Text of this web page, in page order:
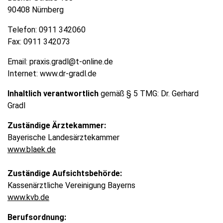
90408 Nürnberg
Telefon: 0911 342060
Fax: 0911 342073
Email: praxis.gradl@t-online.de
Internet: www.dr-gradl.de
Inhaltlich verantwortlich gemäß § 5 TMG: Dr. Gerhard
Gradl
Zuständige Ärztekammer:
Bayerische Landesärztekammer
www.blaek.de
Zuständige Aufsichtsbehörde:
Kassenärztliche Vereinigung Bayerns
www.kvb.de
Berufsordnung: